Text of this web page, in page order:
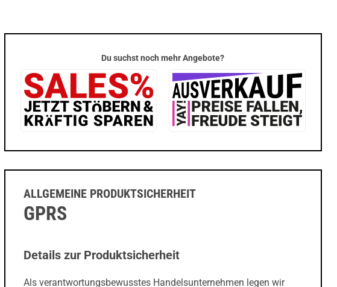
Du suchst noch mehr Angebote?
ALLGEMEINE PRODUKTSICHERHEIT
GPRS
Details zur Produktsicherheit
Als verantwortungsbewusstes Handelsunternehmen legen wir